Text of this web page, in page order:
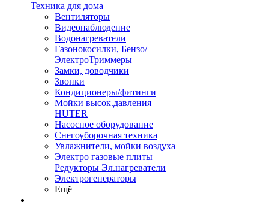
Техника для дома
Вентиляторы
Видеонаблюдение
Водонагреватели
Газонокосилки, Бензо/
ЭлектроТриммеры
Замки, доводчики
Звонки
Кондиционеры/фитинги
Мойки высок.давления
HUTER
Насосное оборудование
Снегоуборочная техника
Увлажнители, мойки воздуха
Электро газовые плиты
Редукторы Эл.нагреватели
Электрогенераторы
Ещё